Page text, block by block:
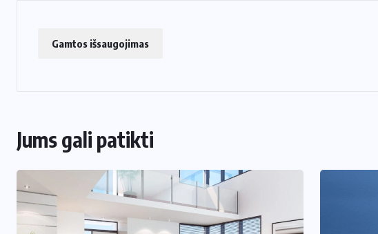
Gamtos išsaugojimas
Jums gali patikti